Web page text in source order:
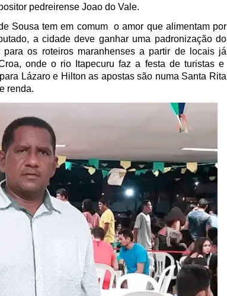
pedreirense Joao do Vale.
Sousa tem em comum
o amor que alimentam por
a cidade deve ganhar uma padronização do
os roteiros maranhenses a partir de locais já
onde o rio Itapecuru faz a festa de turistas e
Lázaro e Hilton as apostas são numa Santa Rita
renda.